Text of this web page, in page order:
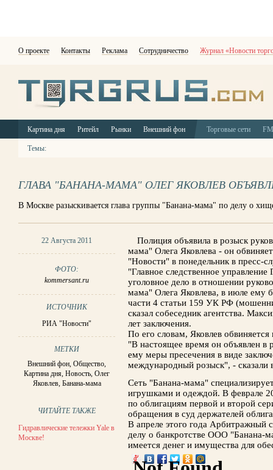
О проекте Контакты Реклама Сотрудничество Журнал «Новости
Картина дня Ритейл Рынки Внешний фон Торговые сети
Темы:
ГЛАВА "БАНАНА-МАМА" ОЛЕГ ЯКОВЛЕВ
В Москве разыскивается глава группы "Банана-мама" по делу о
22 Августа 2011
ФОТО:
kommersant.ru
ИСТОЧНИК
РИА "Новости"
МЕТКИ
Внешний фон,Общество,
Картина дня,Новость,Олег
Яковлев, Банана-мама
ЧИТАЙТЕ ТАКЖЕ
Гидравлические тележки Yale в
Москве!
Полиция объявила в розыск
мама" Олега Яковлева - он
"Новости" в понедельник в пресс-
"Главное следственное
уголовное дело в отношении
мама" Олега Яковлева, в июле ему
части 4 статьи 159 УК РФ
сказал собеседник агентства.
лет заключения.
По его словам, Яковлев
"В настоящее время он объявлен в
ему меры пресечения в виде
международный розыск", - сказали
Сеть "Банана-мама"
игрушками и одеждой. В феврале
по облигациям первой и второй
обращения в суд держателей
В апреле этого года Арбитражный
делу о банкротстве ООО "Банана-
имеется денег и имущества для